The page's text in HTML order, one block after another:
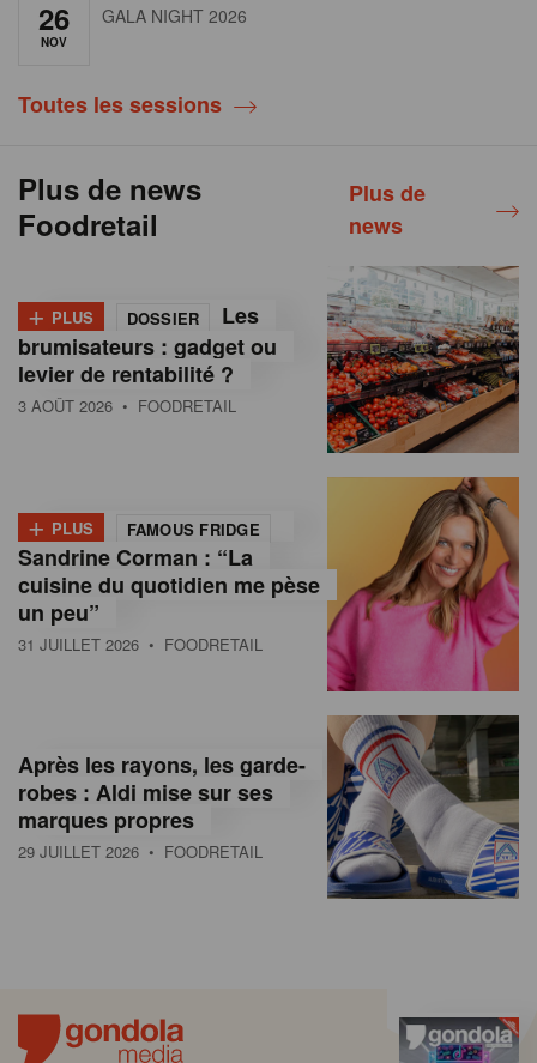
26
NOV
GALA NIGHT 2026
Toutes les sessions
Plus de news
Foodretail
Plus de
news
+ PLUS DOSSIER
Les
brumisateurs : gadget ou
levier de rentabilité ?
3 AOÛT 2026 • FOODRETAIL
+ PLUS FAMOUS FRIDGE
Sandrine Corman : “La
cuisine du quotidien me pèse
un peu”
31 JUILLET 2026 • FOODRETAIL
Après les rayons, les garde-
robes : Aldi mise sur ses
marques propres
29 JUILLET 2026 • FOODRETAIL